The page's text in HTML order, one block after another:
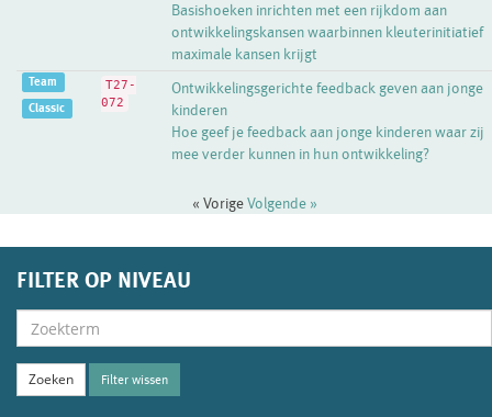
Basishoeken inrichten met een rijkdom aan
ontwikkelingskansen waarbinnen kleuterinitiatief
maximale kansen krijgt
Team
Classic
T27-
072
Ontwikkelingsgerichte feedback geven aan jonge
kinderen
Hoe geef je feedback aan jonge kinderen waar zij
mee verder kunnen in hun ontwikkeling?
« VorigeVolgende »
FILTER OP NIVEAU
Filter wissen